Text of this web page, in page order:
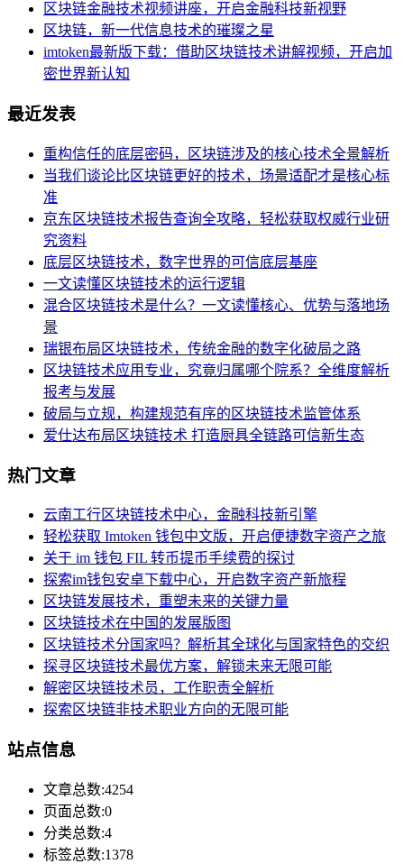
区块链金融技术视频讲座，开启金融科技新视野
区块链，新一代信息技术的璀璨之星
imtoken最新版下载：借助区块链技术讲解视频，开启加
密世界新认知
最近发表
重构信任的底层密码，区块链涉及的核心技术全景解析
当我们谈论比区块链更好的技术，场景适配才是核心标
准
京东区块链技术报告查询全攻略，轻松获取权威行业研
究资料
底层区块链技术，数字世界的可信底层基座
一文读懂区块链技术的运行逻辑
混合区块链技术是什么？一文读懂核心、优势与落地场
景
瑞银布局区块链技术，传统金融的数字化破局之路
区块链技术应用专业，究竟归属哪个院系？全维度解析
报考与发展
破局与立规，构建规范有序的区块链技术监管体系
爱仕达布局区块链技术 打造厨具全链路可信新生态
热门文章
云南工行区块链技术中心，金融科技新引擎
轻松获取 Imtoken 钱包中文版，开启便捷数字资产之旅
关于 im 钱包 FIL 转币提币手续费的探讨
探索im钱包安卓下载中心，开启数字资产新旅程
区块链发展技术，重塑未来的关键力量
区块链技术在中国的发展版图
区块链技术分国家吗？解析其全球化与国家特色的交织
探寻区块链技术最优方案，解锁未来无限可能
解密区块链技术员，工作职责全解析
探索区块链非技术职业方向的无限可能
站点信息
文章总数:4254
页面总数:0
分类总数:4
标签总数:1378